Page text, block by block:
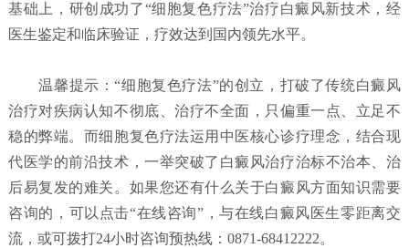
基础上，研创成功了“细胞复色疗法”治疗白癜风新技术，经
医生鉴定和临床验证，疗效达到国内领先水平。
温馨提示：“细胞复色疗法”的创立，打破了传统白癜风
治疗对疾病认知不彻底、治疗不全面，只偏重一点、立足不
稳的弊端。而细胞复色疗法运用中医核心诊疗理念，结合现
代医学的前沿技术，一举突破了白癜风治疗治标不治本、治
后易复发的难关。如果您还有什么关于白癜风方面知识需要
咨询的，可以点击“在线咨询”，与在线白癜风医生零距离交
流，或可拨打24小时咨询预热线：0871-68412222。